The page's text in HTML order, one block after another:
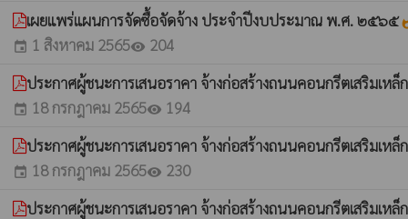
เผยแพร่แผนการจัดซื้อจัดจ้าง ประจำปีงบประมาณ พ.ศ. ๒๕๖๕
event 1 สิงหาคม 2565visibility 204
ประกาศผู้ชนะการเสนอราคา จ้างก่อสร้างถนนคอนกรีตเสริมเห
event 18 กรกฎาคม 2565visibility 194
ประกาศผู้ชนะการเสนอราคา จ้างก่อสร้างถนนคอนกรีตเสริมเ
event 18 กรกฎาคม 2565visibility 230
ประกาศผู้ชนะการเสนอราคา จ้างก่อสร้างถนนคอนกรีตเสริมเห